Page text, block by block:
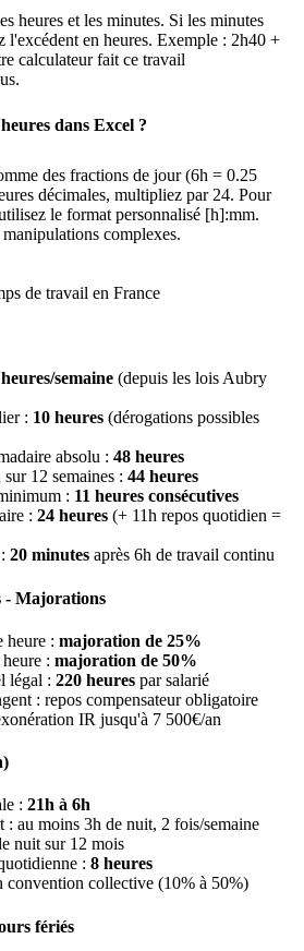
heures et les minutes. Si les minutes
l'excédent en heures. Exemple : 2h40 +
calculateur fait ce travail
dans Excel ?
des fractions de jour (6h = 0.25
décimales, multipliez par 24. Pour
le format personnalisé [h]:mm.
complexes.
de travail en France
semaine (depuis les lois Aubry
: 10 heures (dérogations possibles
absolu : 48 heures
12 semaines : 44 heures
: 11 heures consécutives
: 24 heures (+ 11h repos quotidien =
20 minutes après 6h de travail continu
- Majorations
heure : majoration de 25%
: majoration de 50%
légal : 220 heures par salarié
: repos compensateur obligatoire
IR jusqu'à 7 500€/an
: 21h à 6h
: au moins 3h de nuit, 2 fois/semaine
nuit sur 12 mois
: 8 heures
convention collective (10% à 50%)
fériés